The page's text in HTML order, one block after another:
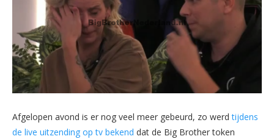
Afgelopen avond is er nog veel meer gebeurd, zo werdtijdens
de live uitzending op tv bekend dat de Big Brother token